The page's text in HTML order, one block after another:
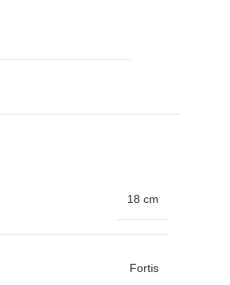
18 cm
Fortis